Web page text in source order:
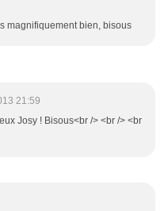
magnifiquement bien, bisous
21:59
Josy ! Bisous<br /> <br /> <br